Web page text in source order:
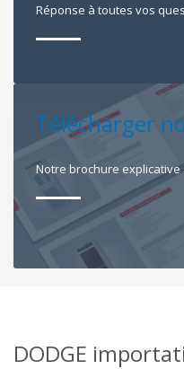
Réponse à toutes vos
Télécharger
Notre brochure
DODGE